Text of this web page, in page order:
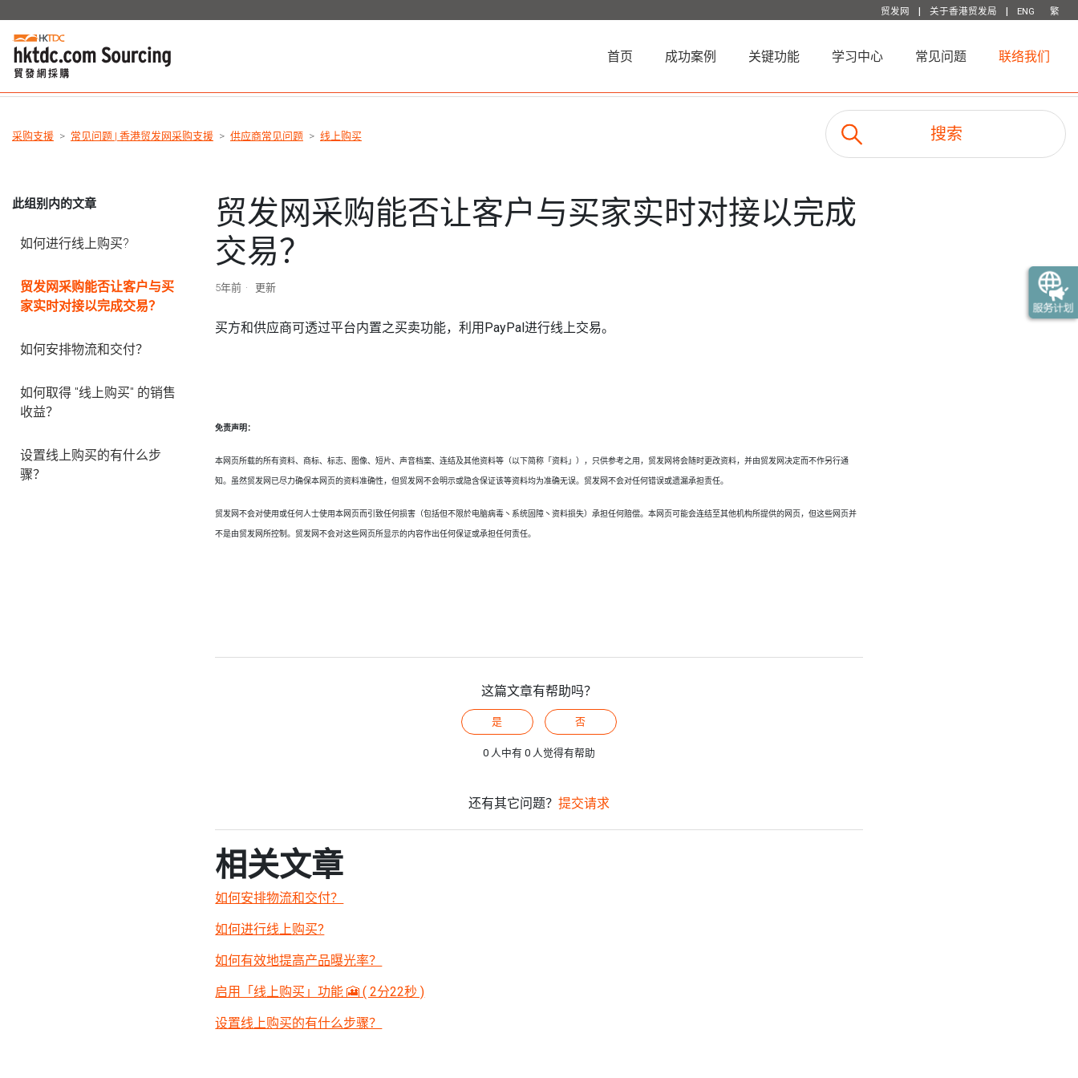
贸发网 | 关于香港贸发局 | ENG 繁
首页 (current)成功案例 关键功能 学习中心 常见问题 联络我们
采购支援 常见问题 | 香港贸发网采购支援 供应商常见问题 线上购买
此组别内的文章
如何进行线上购买?
贸发网采购能否让客户与买
家实时对接以完成交易？
如何安排物流和交付？
如何取得 "线上购买" 的销售
收益？
设置线上购买的有什么步
骤？
贸发网采购能否让客户与买家实时对接以完成
交易？
5年前 更新
买方和供应商可透过平台内置之买卖功能，利用PayPal进行线上交易。
免责声明：
本网页所载的所有资料、商标、标志、图像、短片、声音档案、连结及其他资料等（以下简称「资料」），只供参考之用，贸发网将会随时更改资料，并由贸发网决定而不作另行通
知。虽然贸发网已尽力确保本网页的资料准确性，但贸发网不会明示或隐含保证该等资料均为准确无误。贸发网不会对任何错误或遗漏承担责任。
贸发网不会对使用或任何人士使用本网页而引致任何损害（包括但不限於电脑病毒丶系统固障丶资料损失）承担任何赔偿。本网页可能会连结至其他机构所提供的网页，但这些网页并
不是由贸发网所控制。贸发网不会对这些网页所显示的内容作出任何保证或承担任何责任。
这篇文章有帮助吗？
是 否
0 人中有 0 人觉得有帮助
还有其它问题？ 提交请求
相关文章
如何安排物流和交付？
如何进行线上购买?
如何有效地提高产品曝光率？
启用「线上购买」功能 🎦 ( 2分22秒 )
设置线上购买的有什么步骤？